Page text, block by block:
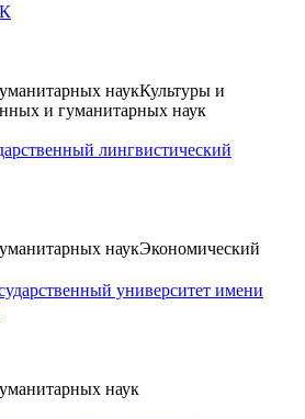
наукКультуры и
и гуманитарных наук
лингвистический
наукЭкономический
университет имени
наук